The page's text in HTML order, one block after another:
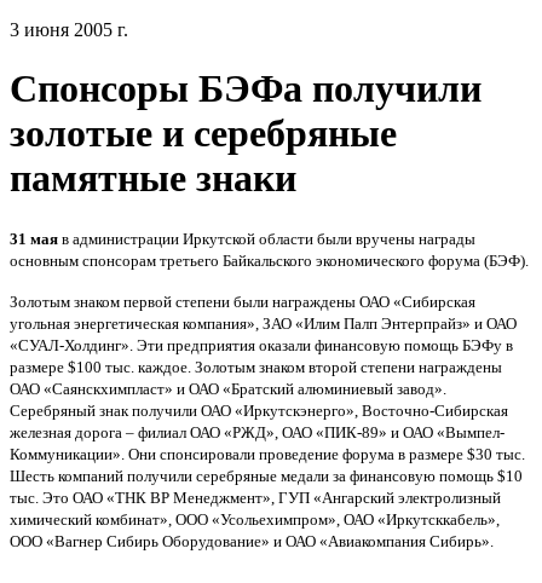
3 июня 2005 г.
Спонсоры БЭФа получили
золотые и серебряные
памятные знаки
31 мая в администрации Иркутской области были вручены награды
основным спонсорам третьего Байкальского экономического форума (БЭФ).
Золотым знаком первой степени были награждены ОАО «Сибирская
угольная энергетическая компания», ЗАО «Илим Палп Энтерпрайз» и ОАО
«СУАЛ-Холдинг». Эти предприятия оказали финансовую помощь БЭФу в
размере $100 тыс. каждое. Золотым знаком второй степени награждены
ОАО «Саянскхимпласт» и ОАО «Братский алюминиевый завод».
Серебряный знак получили ОАО «Иркутскэнерго», Восточно-Сибирская
железная дорога – филиал ОАО «РЖД», ОАО «ПИК-89» и ОАО «Вымпел-
Коммуникации». Они спонсировали проведение форума в размере $30 тыс.
Шесть компаний получили серебряные медали за финансовую помощь $10
тыс. Это ОАО «ТНК ВР Менеджмент», ГУП «Ангарский электролизный
химический комбинат», ООО «Усольехимпром», ОАО «Иркутсккабель»,
ООО «Вагнер Сибирь Оборудование» и ОАО «Авиакомпания Сибирь».